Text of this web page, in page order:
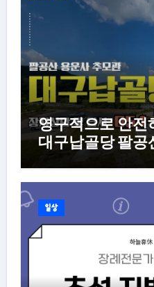
영구적으로 안전
대구납골당 팔공
일상